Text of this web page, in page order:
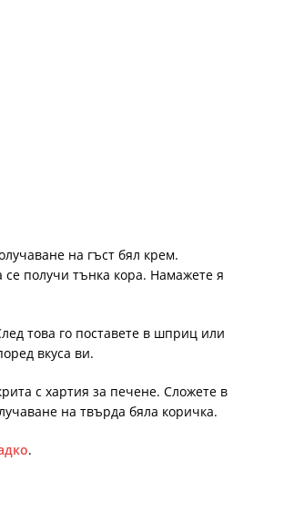
на гъст бял крем.
се получи тънка кора. Намажете я
това го поставете в шприц или
вкуса ви.
с хартия за печене. Сложете в
на твърда бяла коричка.
.